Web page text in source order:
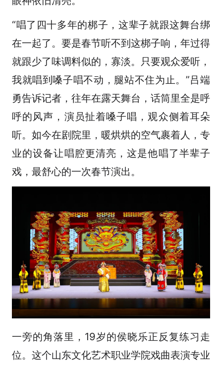
“唱了四十多年的梆子，这辈子就跟这舞台绑
在一起了。要是春节听不到这梆子响，年过得
就跟少了味调料似的，寡淡。只要观众爱听，
我就唱到嗓子唱不动，腿站不住为止。”吕端
勇告诉记者，往年在露天舞台，话筒里全是呼
呼的风声，演员扯着嗓子唱，观众侧着耳朵
听。如今在剧院里，暖烘烘的空气裹着人，专
业的设备让唱腔更清亮，这是他唱了半辈子
戏，最舒心的一次春节演出。
一旁的角落里，19岁的侯晓乐正反复练习走
位。这个山东文化艺术职业学院戏曲表演专业